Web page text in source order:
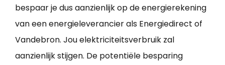
bespaar je dus aanzienlijk op de energierekening
van een energieleverancier als Energiedirect of
Vandebron. Jou elektriciteitsverbruik zal
aanzienlijk stijgen. De potentiële besparing